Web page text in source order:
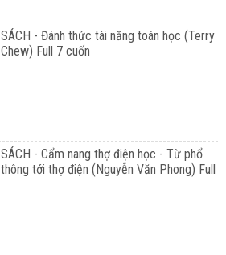
SÁCH - Đánh thức tài năng toán học (Terry
Chew) Full 7 cuốn
SÁCH - Cẩm nang thợ điện học - Từ phổ
thông tới thợ điện (Nguyễn Văn Phong) Full